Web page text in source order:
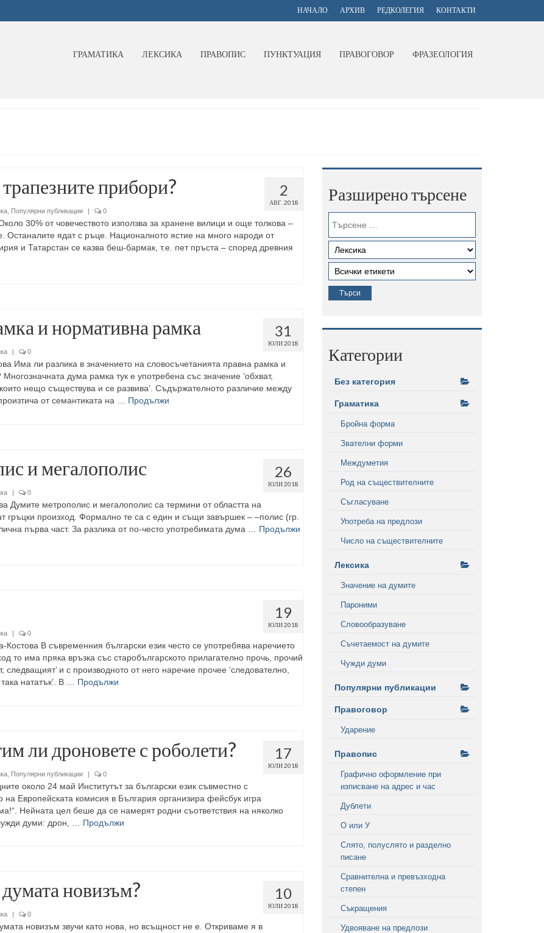
НАЧАЛО АРХИВ РЕДКОЛЕГИЯ КОНТАКТИ
ГРАМАТИКА ЛЕКСИКА ПРАВОПИС ПУНКТУАЦИЯ ПРАВОГОВОР ФРАЗЕОЛОГИЯ
2
АВГ. 2018
прибори?
, Популярни публикации | 0
30% от човечеството използва за хранене вилици и още толкова –
Останалите ядат с ръце. Националното ястие на много народи от
и Татарстан се казва беш-бармак, т.е. пет пръста – според древния
31
ЮЛИ 2018
и нормативна рамка
| 0
Има ли разлика в значението на словосъчетанията правна рамка и
дума рамка тук е употребена със значение ‘обхват,
нещо съществува и се развива’. Съдържателното различие между
от семантиката на … Продължи
26
ЮЛИ 2018
и мегалополис
| 0
Думите метрополис и мегалополис са термини от областта на
гръцки произход. Формално те са с един и същи завършек – –полис (гр.
първа част. За разлика от по-често употребимата дума … Продължи
19
ЮЛИ 2018
| 0
В съвременния български език често се употребява наречието
то има пряка връзка със старобългарското прилагателно прочь, прочий
следващият’ и с производното от него наречие прочее ‘следователно,
нататък’. В … Продължи
17
ЮЛИ 2018
ли дроновете с роболети?
, Популярни публикации | 0
около 24 май Институтът за български език съвместно с
на Европейската комисия в България организира фейсбук игра
Нейната цел беше да се намерят родни съответствия на няколко
думи: дрон, … Продължи
10
ЮЛИ 2018
новизъм?
0
новизъм звучи като нова, но всъщност не е. Откриваме я в
Разширено търсене
Категории
Без категория
Граматика
Бройна форма
Звателни форми
Междуметия
Род на съществителните
Съгласуване
Употреба на предлози
Число на съществителните
Лексика
Значение на думите
Пароними
Словообразуване
Съчетаемост на думите
Чужди думи
Популярни публикации
Правоговор
Ударение
Правопис
Графично оформление при
изписване на адрес и час
Дублети
О или У
Слято, полуслято и разделно
писане
Сравнителна и превъзходна
степен
Съкращения
Удвояване на предлози